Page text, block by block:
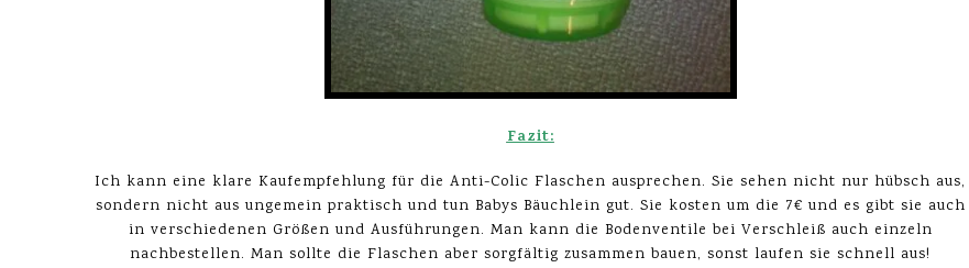
Fazit:
Ich kann eine klare Kaufempfehlung für die Anti-Colic Flaschen ausprechen. Sie sehen nicht nur hübsch aus,
sondern nicht aus ungemein praktisch und tun Babys Bäuchlein gut. Sie kosten um die 7€ und es gibt sie auch
in verschiedenen Größen und Ausführungen. Man kann die Bodenventile bei Verschleiß auch einzeln
nachbestellen. Man sollte die Flaschen aber sorgfältig zusammen bauen, sonst laufen sie schnell aus!